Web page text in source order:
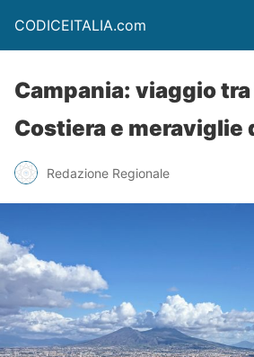
CODICEITALIA.com
Campania: viaggio tra
Costiera e meraviglie
Redazione Regionale